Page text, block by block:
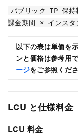
パブリック IP 保
課金期間 × インスタ
以下の表は単価を
ンと価格は参考用
ージをご参照くださ
LCU と仕様料金
LCU 料金